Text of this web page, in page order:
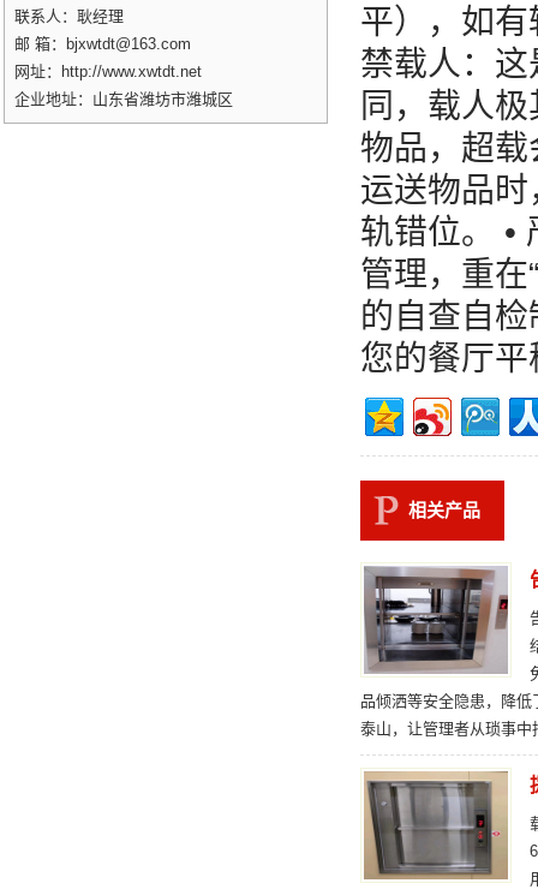
平），如有
禁载人：
同，载人
物品，超
运送物品
轨错位。 •
管理，重在
的自查自
您的餐厅
相关产品
品倾洒等安全隐患，降
泰山，让管理者从琐事中
联系人：耿经理
邮 箱：bjxwtdt@163.com
网址：http://www.xwtdt.net
企业地址：山东省潍坊市潍城区